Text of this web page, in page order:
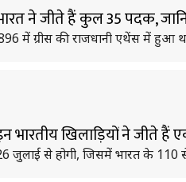
ने जीते हैं कुल 35 पदक,
में ग्रीस की राजधानी एथेंस में हुआ
भारतीय खिलाड़ियों ने जीते
से होगी, जिसमें भारत के 110 से